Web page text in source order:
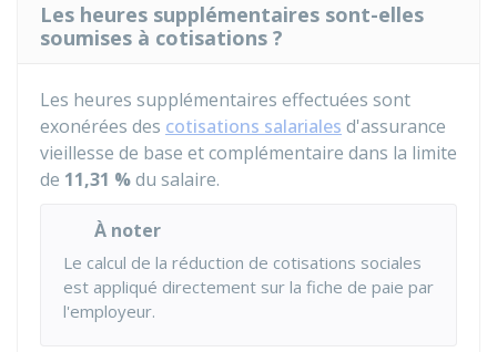
Les heures supplémentaires sont-elles
soumises à cotisations ?
Les heures supplémentaires effectuées sont
exonérées des cotisations salariales d'assurance
vieillesse de base et complémentaire dans la limite
de 11,31 %du salaire.
À noter
Le calcul de la réduction de cotisations sociales
est appliqué directement sur la fiche de paie par
l'employeur.